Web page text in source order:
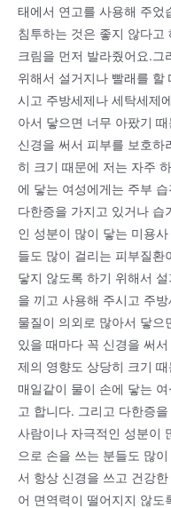
태에서 연고를 사용해 주었
침투하는 것은 좋지 않다고
크림을 먼저 발라줬어요.그
위해서 설거지나 빨래를 할
시고 주방세제나 세탁세제
아서 닿으면 너무 아팠기
신경을 써서 피부를 보호하
히 크기 때문에 저는 자주
에 닿는 여성에게는 주부
다한증을 가지고 있거나 습
인 성분이 많이 닿는 미용
들도 많이 걸리는 피부질환
닿지 않도록 하기 위해서
을 끼고 사용해 주시고 주
물질이 의외로 많아서 닿으
있을 때마다 꼭 신경을 써
제의 영향도 상당히 크기
매일같이 물이 손에 닿는
고 합니다. 그리고 다한증
사람이나 자극적인 성분이
으로 손을 쓰는 분들도 많
서 항상 신경을 쓰고 건강
어 면역력이 떨어지지 않도